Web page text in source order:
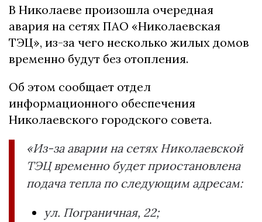
В Николаеве произошла очередная
авария на сетях ПАО «Николаевская
ТЭЦ», из-за чего несколько жилых домов
временно будут без отопления.
Об этом сообщает отдел
информационного обеспечения
Николаевского городского совета.
«Из-за аварии на сетях Николаевской
ТЭЦ временно будет приостановлена
подача тепла по следующим адресам:
ул. Пограничная, 22;